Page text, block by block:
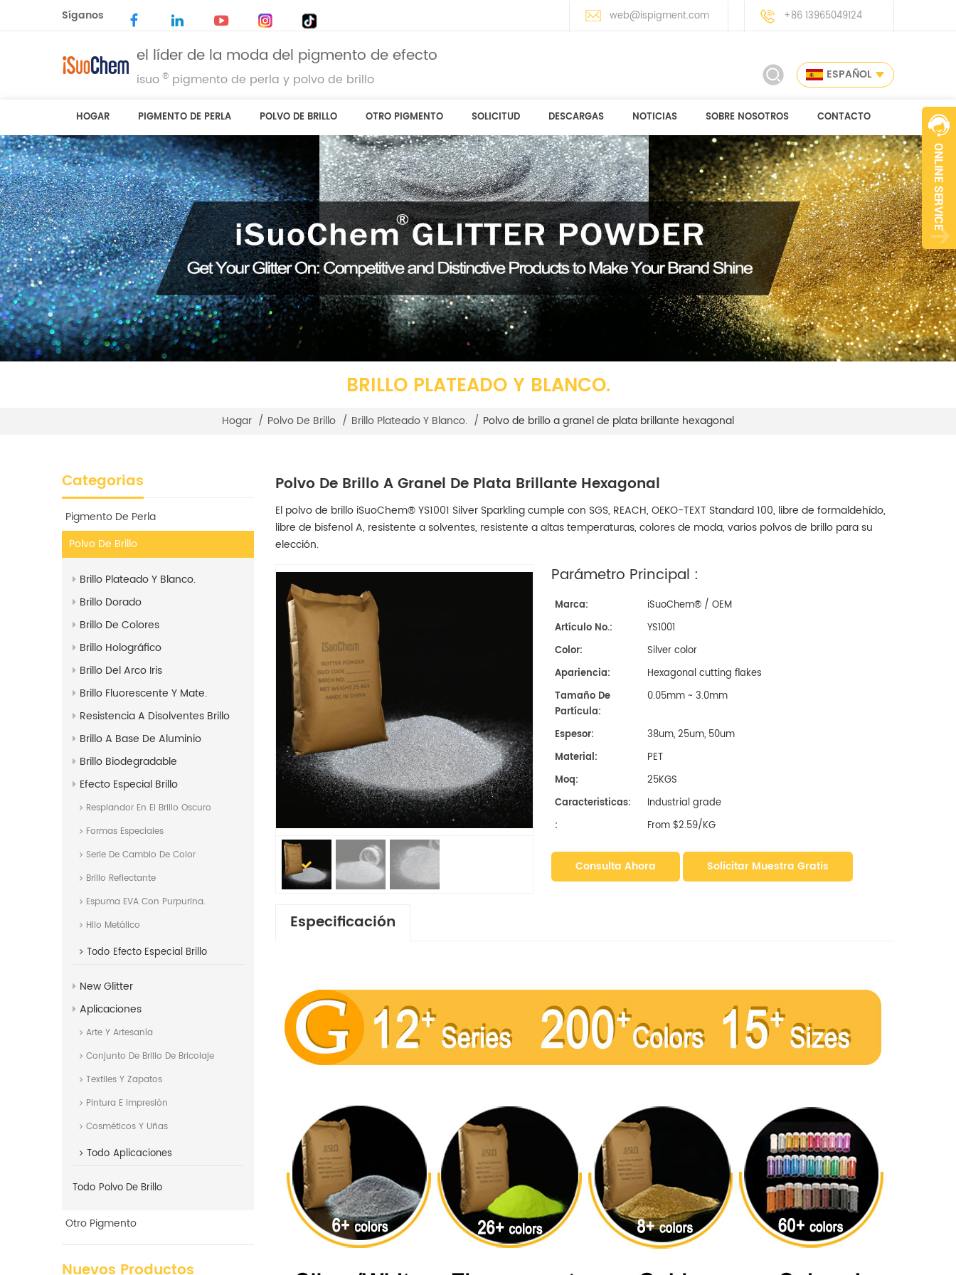
Síganos web@ispigment.com +86 13965049124
el líder de la moda del pigmento de efecto
isuo ® pigmento de perla y polvo de brillo ESPAÑOL
HOGAR PIGMENTO DE PERLA POLVO DE BRILLO OTRO PIGMENTO SOLICITUD DESCARGAS NOTICIAS SOBRE NOSOTROS CONTACTO
BRILLO PLATEADO Y BLANCO.
Hogar / Polvo De Brillo / Brillo Plateado Y Blanco. / Polvo de brillo a granel de plata brillante hexagonal
Polvo De Brillo A Granel De Plata Brillante Hexagonal
El polvo de brillo iSuoChem® YS1001 Silver Sparkling cumple con SGS, REACH, OEKO-TEXT Standard 100, libre de formaldehído,
libre de bisfenol A, resistente a solventes, resistente a altas temperaturas, colores de moda, varios polvos de brillo para su
elección.
Parámetro Principal :
Marca:
iSuoChem® / OEM
Artículo No.:
YS1001
Color:
Silver color
Apariencia:
Hexagonal cutting flakes
Tamaño De
Partícula:
0.05mm ~ 3.0mm
Espesor:
38um, 25um, 50um
Material:
PET
Moq:
25KGS
Caracteristicas:
Industrial grade
:
From $2.59/KG
Consulta Ahora Solicitar Muestra Gratis
Especificación
Categorias
Pigmento De Perla
Polvo De Brillo
Brillo Plateado Y Blanco.
Brillo Dorado
Brillo De Colores
Brillo Holográfico
Brillo Del Arco Iris
Brillo Fluorescente Y Mate.
Resistencia A Disolventes Brillo
Brillo A Base De Aluminio
Brillo Biodegradable
Efecto Especial Brillo
Resplandor En El Brillo Oscuro
Formas Especiales
Serie De Cambio De Color
Brillo Reflectante
Espuma EVA Con Purpurina.
Hilo Metálico
Todo Efecto Especial Brillo
New Glitter
Aplicaciones
Arte Y Artesanía
Conjunto De Brillo De Bricolaje
Textiles Y Zapatos
Pintura E Impresión
Cosméticos Y Uñas
Todo Aplicaciones
Todo Polvo De Brillo
Otro Pigmento